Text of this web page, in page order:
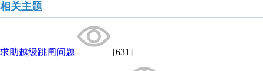
相关主题
求助越级跳闸问题 [631]